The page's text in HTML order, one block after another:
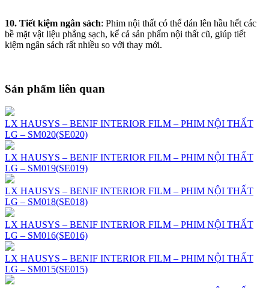
10. Tiết kiệm ngân sách: Phim nội thất có thể dán lên hầu hết các
bề mặt vật liệu phẳng sạch, kể cả sản phẩm nội thất cũ, giúp tiết
kiệm ngân sách rất nhiều so với thay mới.
Sản phẩm liên quan
LX HAUSYS – BENIF INTERIOR FILM – PHIM NỘI THẤT
LG – SM020(SE020)
LX HAUSYS – BENIF INTERIOR FILM – PHIM NỘI THẤT
LG – SM019(SE019)
LX HAUSYS – BENIF INTERIOR FILM – PHIM NỘI THẤT
LG – SM018(SE018)
LX HAUSYS – BENIF INTERIOR FILM – PHIM NỘI THẤT
LG – SM016(SE016)
LX HAUSYS – BENIF INTERIOR FILM – PHIM NỘI THẤT
LG – SM015(SE015)